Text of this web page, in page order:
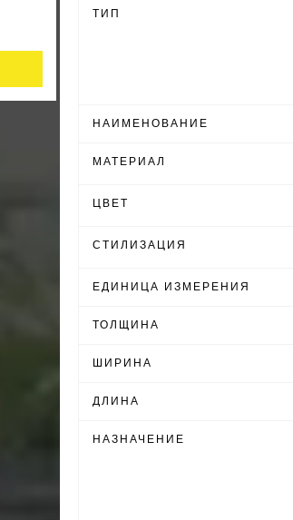
ТИП
НАИМЕНОВАНИЕ
МАТЕРИАЛ
ЦВЕТ
СТИЛИЗАЦИЯ
ЕДИНИЦА ИЗМЕРЕНИЯ
ТОЛЩИНА
ШИРИНА
ДЛИНА
НАЗНАЧЕНИЕ